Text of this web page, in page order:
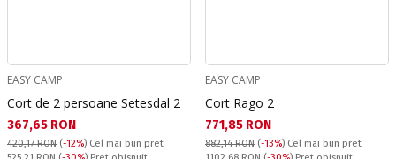
EASY CAMP
Cort de 2 persoane Setesdal 2
Текуща цена:
367,65 RON
420,17 RON (-12%) Cel mai bun pret
EASY CAMP
Cort Rago 2
Текуща цена:
771,85 RON
882,14 RON (-13%) Cel mai bun pret